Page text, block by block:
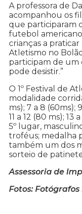
A professora de
acompanhou os
que participaram
futebol
crianças a
Atletismo no
participam de um
pode desistir.”
O 1º Festival de
modalidade
ms); 7 a 8 (60ms);
11 a 12 (80 ms); 13
5º lugar,
troféus; medalha
também um dos
sorteio de
Assessoria de
Fotos: Fotógrafos